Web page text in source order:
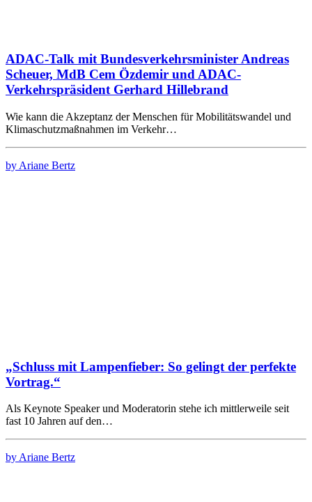
ADAC-Talk mit Bundesverkehrsminister Andreas
Scheuer, MdB Cem Özdemir und ADAC-
Verkehrspräsident Gerhard Hillebrand
Wie kann die Akzeptanz der Menschen für Mobilitätswandel und
Klimaschutzmaßnahmen im Verkehr…
by Ariane Bertz
„Schluss mit Lampenfieber: So gelingt der perfekte
Vortrag.“
Als Keynote Speaker und Moderatorin stehe ich mittlerweile seit
fast 10 Jahren auf den…
by Ariane Bertz